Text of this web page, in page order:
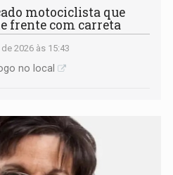
motociclista que
frente com carreta
2026 às 15:43
no local